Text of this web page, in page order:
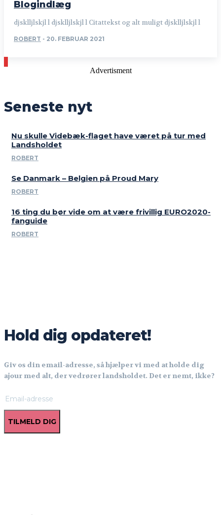
Blogindlæg
djsklljlskjl l djsklljlskjl l Citattekst og alt muligt djsklljlskjl l
ROBERT - 20. FEBRUAR 2021
Advertisment
Seneste nyt
Nu skulle Videbæk-flaget have været på tur med
Landsholdet
ROBERT
Se Danmark – Belgien på Proud Mary
ROBERT
16 ting du bør vide om at være frivillig EURO2020-
fanguide
ROBERT
Hold dig opdateret!
Giv os din email-adresse, så hjælper vi med at holde dig
ajour med alt, der vedrører landsholdet. Det er nemt, ikke?
TILMELD DIG